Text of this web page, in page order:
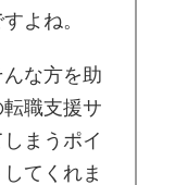
よね。
んな方を助
職支援サ
まうポイ
てくれま